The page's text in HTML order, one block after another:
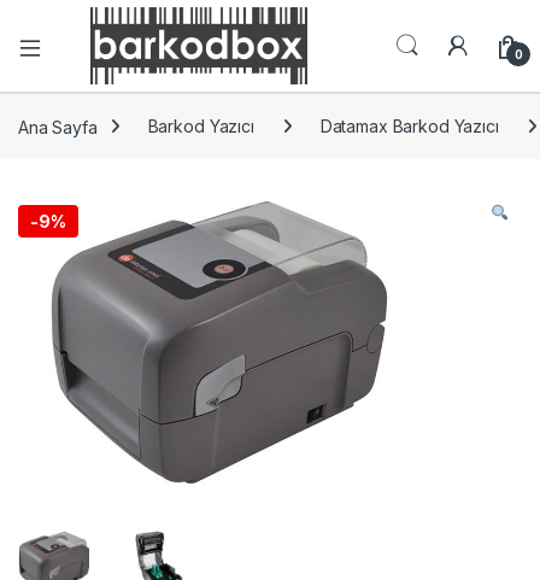
0
Ana Sayfa Barkod Yazıcı Datamax Barkod Yazıcı
-9%